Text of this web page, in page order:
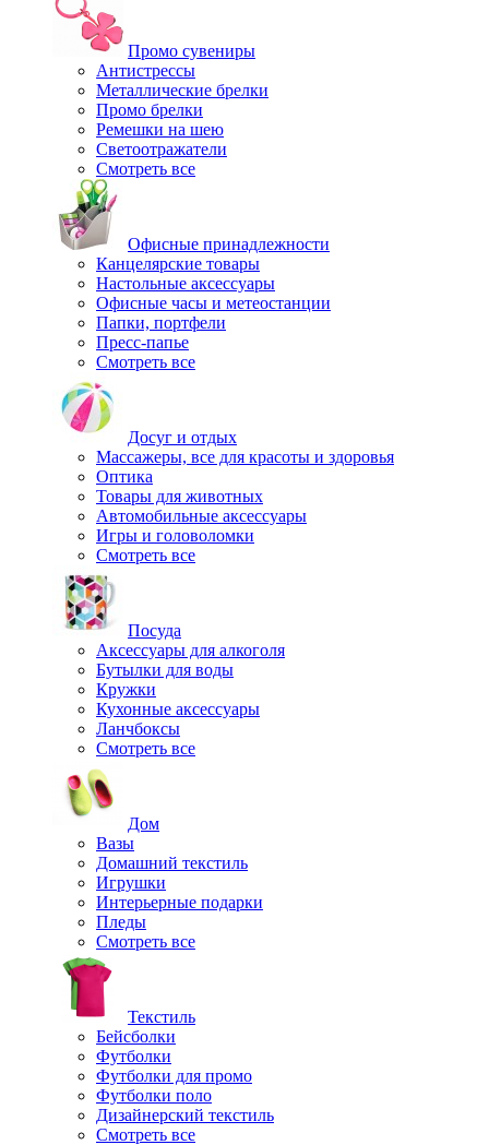
Промо сувениры
Антистрессы
Металлические брелки
Промо брелки
Ремешки на шею
Светоотражатели
Смотреть все
Офисные принадлежности
Канцелярские товары
Настольные аксессуары
Офисные часы и метеостанции
Папки, портфели
Пресс-папье
Смотреть все
Досуг и отдых
Массажеры, все для красоты и здоровья
Оптика
Товары для животных
Автомобильные аксессуары
Игры и головоломки
Смотреть все
Посуда
Аксессуары для алкоголя
Бутылки для воды
Кружки
Кухонные аксессуары
Ланчбоксы
Смотреть все
Дом
Вазы
Домашний текстиль
Игрушки
Интерьерные подарки
Пледы
Смотреть все
Текстиль
Бейсболки
Футболки
Футболки для промо
Футболки поло
Дизайнерский текстиль
Смотреть все